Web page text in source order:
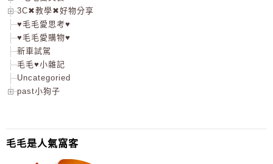
3C✖教學✖好物分享
♥毛毛愛思考♥
♥毛毛愛購物♥
新車試駕
毛毛♥小雜記
Uncategoried
past小狗子
毛毛是人氣窩客